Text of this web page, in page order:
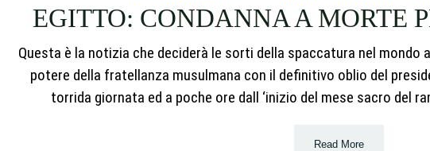
EGITTO: CONDANNA A MORTE
Questa è la notizia che deciderà le sorti della spaccatura nel
potere della fratellanza musulmana con il definitivo oblio del
torrida giornata ed a poche ore dall ‘inizio del mese sacro del
Read More